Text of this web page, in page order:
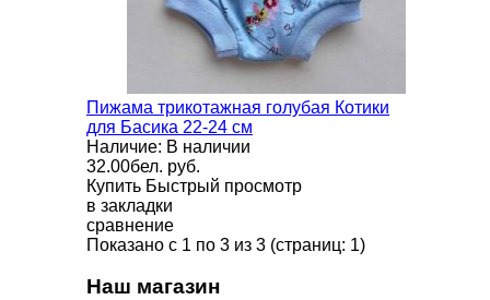
Пижама трикотажная голубая Котики
для Басика 22-24 см
Наличие: В наличии
32.00бел. руб.
Купить Быстрый просмотр
в закладки
сравнение
Показано с 1 по 3 из 3 (страниц: 1)
Наш магазин